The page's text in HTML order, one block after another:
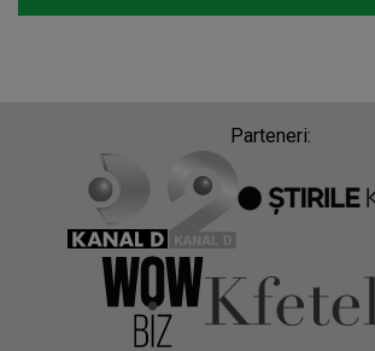
Parteneri: